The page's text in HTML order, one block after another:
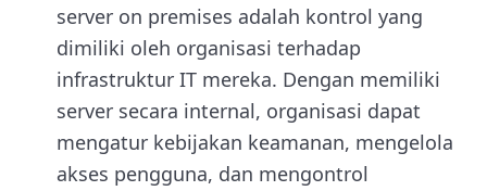
server on premises adalah kontrol yang
dimiliki oleh organisasi terhadap
infrastruktur IT mereka. Dengan memiliki
server secara internal, organisasi dapat
mengatur kebijakan keamanan, mengelola
akses pengguna, dan mengontrol